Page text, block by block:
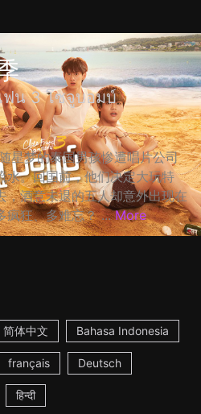
ฟน 3 โซจูบอมบ์
星梦的泰国男孩惨遭唱片公司
水。回国前，他们决定大玩特
，酒意未退的五人却意外出现在
疯狂、多难忘？ ... More
简体中文 Bahasa Indonesia
français Deutsch
हिन्दी